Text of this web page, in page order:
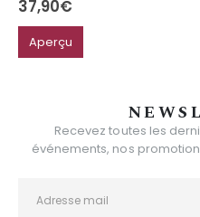
37,90€
Aperçu
Recevez toutes les
événements, nos